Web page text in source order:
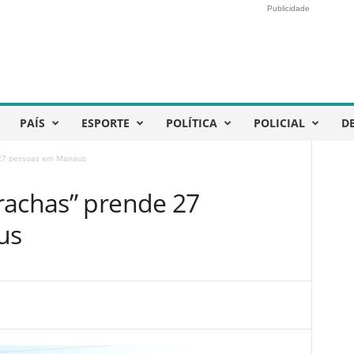
Publicidade
PAÍS ESPORTE POLÍTICA POLICIAL
pessoas em Manaus
prende 27